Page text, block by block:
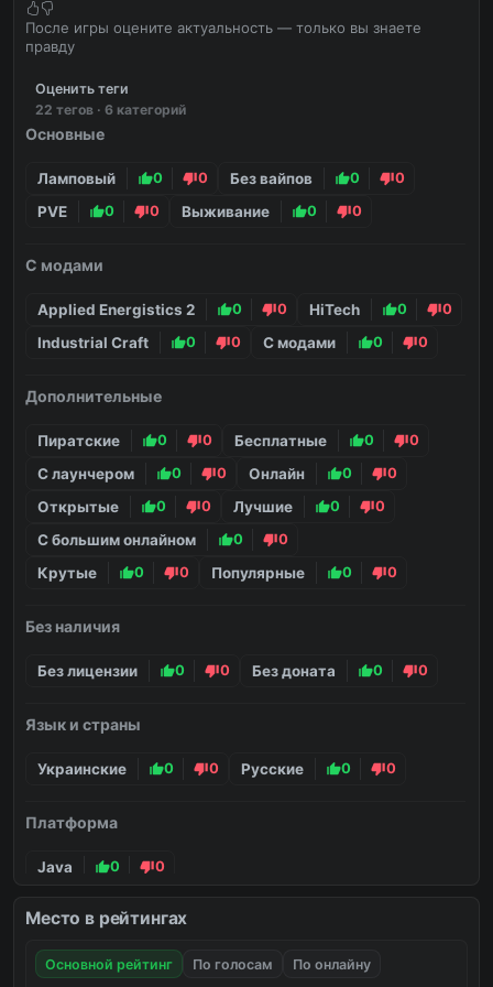
После игры оцените актуальность — только вы знаете
правду
Оценить теги
22 тегов · 6 категорий
Основные
Ламповый 0 0 Без вайпов 0 0
PVE 0 0 Выживание 0 0
С модами
Applied Energistics 2 0 0 HiTech 0 0
Industrial Craft 0 0 С модами 0 0
Дополнительные
Пиратские 0 0 Бесплатные 0 0
С лаунчером 0 0 Онлайн 0 0
Открытые 0 0 Лучшие 0 0
С большим онлайном 0 0
Крутые 0 0 Популярные 0 0
Без наличия
Без лицензии 0 0 Без доната 0 0
Язык и страны
Украинские 0 0 Русские 0 0
Платформа
Java 0 0
Место в рейтингах
Основной рейтинг По голосам По онлайну